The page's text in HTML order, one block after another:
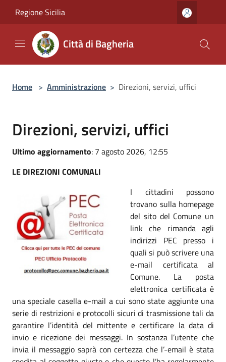
Regione Sicilia
Città di Bagheria
Home > Amministrazione > Direzioni, servizi, uffici
Direzioni, servizi, uffici
Ultimo aggiornamento: 7 agosto 2026, 12:55
LE DIREZIONI COMUNALI
I cittadini possono
trovano sulla homepage
del sito del Comune un
link che rimanda agli
indirizzi PEC presso i
quali si può scrivere una
e-mail certificata al
Comune. La posta
elettronica certificata è
una speciale casella e-mail a cui sono state aggiunte una
serie di restrizioni e protocolli sicuri di trasmissione tali da
garantire l’identità del mittente e certificare la data di
invio e ricezione dei messaggi. In sostanza l’utente che
invia il messaggio saprà con certezza che l’-email è stata